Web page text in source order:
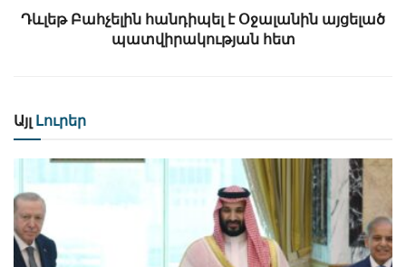
Դևլեթ Բահչելին հանդիպել է Օջալանին այցելած
պատվիրակության հետ
Այլ Լուրեր